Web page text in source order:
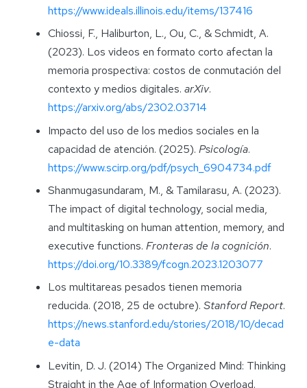
https://www.ideals.illinois.edu/items/137416
Chiossi, F., Haliburton, L., Ou, C., & Schmidt, A.
(2023). Los videos en formato corto afectan la
memoria prospectiva: costos de conmutación del
contexto y medios digitales. arXiv.
https://arxiv.org/abs/2302.03714
Impacto del uso de los medios sociales en la
capacidad de atención. (2025). Psicología.
https://www.scirp.org/pdf/psych_6904734.pdf
Shanmugasundaram, M., & Tamilarasu, A. (2023).
The impact of digital technology, social media,
and multitasking on human attention, memory, and
executive functions. Fronteras de la cognición.
https://doi.org/10.3389/fcogn.2023.1203077
Los multitareas pesados tienen memoria
reducida. (2018, 25 de octubre). Stanford Report.
https://news.stanford.edu/stories/2018/10/decad
e-data
Levitin, D. J. (2014) The Organized Mind: Thinking
Straight in the Age of Information Overload.